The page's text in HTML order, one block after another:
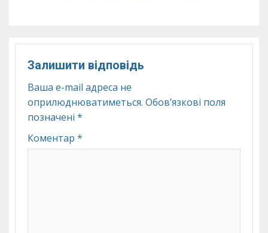
Залишити відповідь
Ваша e-mail адреса не
оприлюднюватиметься. Обов’язкові поля
позначені *
Коментар *